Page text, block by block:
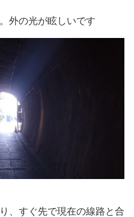
外の光が眩しいです
、すぐ先で現在の線路と合